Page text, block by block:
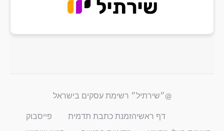
@״שירתיל״ רשימת עסקים בישראל
דף ראשיהזמנת כתבת תדמית פייסבוק